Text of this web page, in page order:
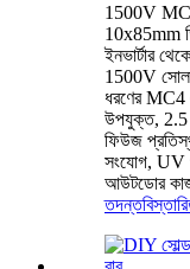
1500V
10x85mm
ইনভার্টার
1500V
ধরণের MC4
উপযুক্ত, 2.5
ফিউজ
সংযোগ, UV
আউটডোর কাজ
তদন্ত